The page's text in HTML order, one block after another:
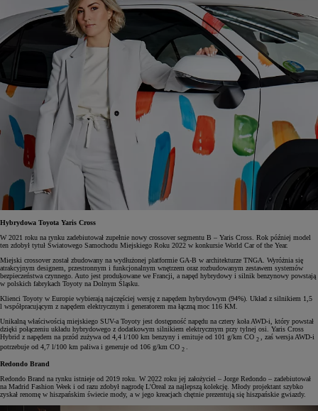
Hybrydowa Toyota Yaris Cross
W 2021 roku na rynku zadebiutował zupełnie nowy crossover segmentu B – Yaris Cross. Rok później model
ten zdobył tytuł Światowego Samochodu Miejskiego Roku 2022 w konkursie World Car of the Year.
Miejski crossover został zbudowany na wydłużonej platformie GA-B w architekturze TNGA. Wyróżnia się
atrakcyjnym designem, przestronnym i funkcjonalnym wnętrzem oraz rozbudowanym zestawem systemów
bezpieczeństwa czynnego. Auto jest produkowane we Francji, a napęd hybrydowy i silnik benzynowy powstają
w polskich fabrykach Toyoty na Dolnym Śląsku.
Klienci Toyoty w Europie wybierają najczęściej wersję z napędem hybrydowym (94%). Układ z silnikiem 1,5
l współpracującym z napędem elektrycznym i generatorem ma łączną moc 116 KM.
Unikalną właściwością miejskiego SUV-a Toyoty jest dostępność napędu na cztery koła AWD-i, który powstał
dzięki połączeniu układu hybrydowego z dodatkowym silnikiem elektrycznym przy tylnej osi. Yaris Cross
Hybrid z napędem na przód zużywa od 4,4 l/100 km benzyny i emituje od 101 g/km CO 2 , zaś wersja AWD-i
potrzebuje od 4,7 l/100 km paliwa i generuje od 106 g/km CO 2 .
Redondo Brand
Redondo Brand na rynku istnieje od 2019 roku. W 2022 roku jej założyciel – Jorge Redondo – zadebiutował
na Madrid Fashion Week i od razu zdobył nagrodę L'Òreal za najlepszą kolekcję. Młody projektant szybko
zyskał renomę w hiszpańskim świecie mody, a w jego kreacjach chętnie prezentują się hiszpańskie gwiazdy.